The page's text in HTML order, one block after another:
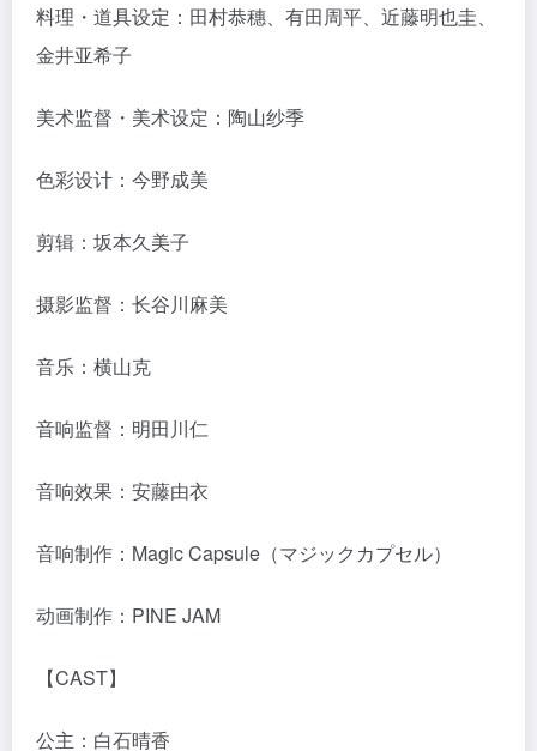
料理・道具设定：田村恭穗、有田周平、近藤明也圭、
金井亚希子
美术监督・美术设定：陶山纱季
色彩设计：今野成美
剪辑：坂本久美子
摄影监督：长谷川麻美
音乐：横山克
音响监督：明田川仁
音响效果：安藤由衣
音响制作：Magic Capsule（マジックカプセル）
动画制作：PINE JAM
【CAST】
公主：白石晴香